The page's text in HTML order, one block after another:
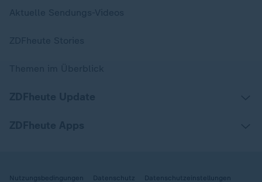
Nutzungsbedingungen Datenschutz Datenschutzeinstellungen